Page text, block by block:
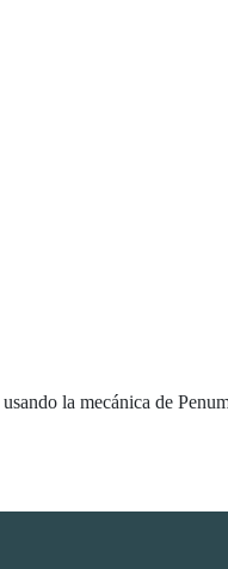
la mecánica de